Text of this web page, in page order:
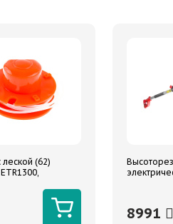
леской (62)
8991